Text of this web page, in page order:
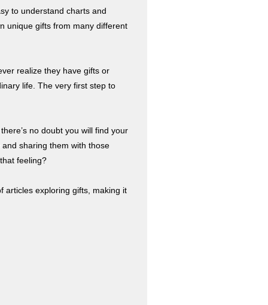
to understand charts and
unique gifts from many different
realize they have gifts or
life. The very first step to
no doubt you will find your
sharing them with those
feeling?
articles exploring gifts, making it